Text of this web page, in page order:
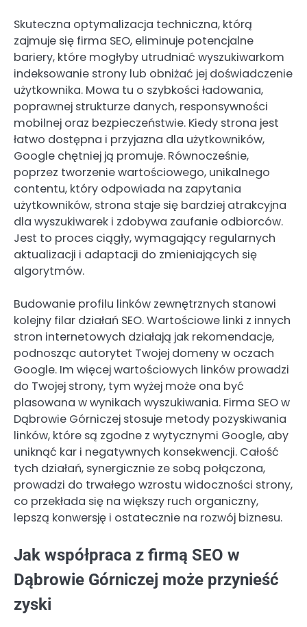
Skuteczna optymalizacja techniczna, którą
zajmuje się firma SEO, eliminuje potencjalne
bariery, które mogłyby utrudniać wyszukiwarkom
indeksowanie strony lub obniżać jej doświadczenie
użytkownika. Mowa tu o szybkości ładowania,
poprawnej strukturze danych, responsywności
mobilnej oraz bezpieczeństwie. Kiedy strona jest
łatwo dostępna i przyjazna dla użytkowników,
Google chętniej ją promuje. Równocześnie,
poprzez tworzenie wartościowego, unikalnego
contentu, który odpowiada na zapytania
użytkowników, strona staje się bardziej atrakcyjna
dla wyszukiwarek i zdobywa zaufanie odbiorców.
Jest to proces ciągły, wymagający regularnych
aktualizacji i adaptacji do zmieniających się
algorytmów.
Budowanie profilu linków zewnętrznych stanowi
kolejny filar działań SEO. Wartościowe linki z innych
stron internetowych działają jak rekomendacje,
podnosząc autorytet Twojej domeny w oczach
Google. Im więcej wartościowych linków prowadzi
do Twojej strony, tym wyżej może ona być
plasowana w wynikach wyszukiwania. Firma SEO w
Dąbrowie Górniczej stosuje metody pozyskiwania
linków, które są zgodne z wytycznymi Google, aby
uniknąć kar i negatywnych konsekwencji. Całość
tych działań, synergicznie ze sobą połączona,
prowadzi do trwałego wzrostu widoczności strony,
co przekłada się na większy ruch organiczny,
lepszą konwersję i ostatecznie na rozwój biznesu.
Jak współpraca z firmą SEO w
Dąbrowie Górniczej może przynieść
zyski